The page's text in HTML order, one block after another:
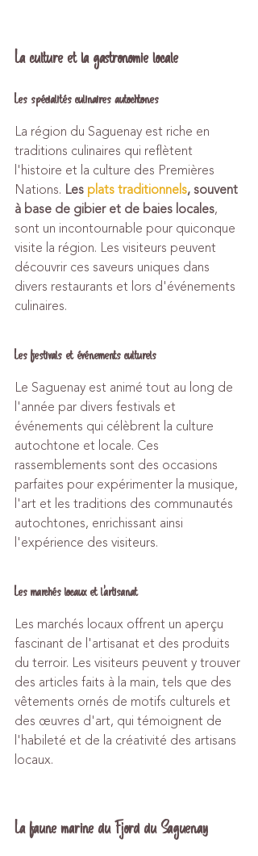
La culture et la gastronomie locale
Les spécialités culinaires autochtones
La région du Saguenay est riche en
traditions culinaires qui reflètent
l'histoire et la culture des Premières
Nations. Les plats traditionnels, souvent
à base de gibier et de baies locales,
sont un incontournable pour quiconque
visite la région. Les visiteurs peuvent
découvrir ces saveurs uniques dans
divers restaurants et lors d'événements
culinaires.
Les festivals et événements culturels
Le Saguenay est animé tout au long de
l'année par divers festivals et
événements qui célèbrent la culture
autochtone et locale. Ces
rassemblements sont des occasions
parfaites pour expérimenter la musique,
l'art et les traditions des communautés
autochtones, enrichissant ainsi
l'expérience des visiteurs.
Les marchés locaux et l'artisanat
Les marchés locaux offrent un aperçu
fascinant de l'artisanat et des produits
du terroir. Les visiteurs peuvent y trouver
des articles faits à la main, tels que des
vêtements ornés de motifs culturels et
des œuvres d'art, qui témoignent de
l'habileté et de la créativité des artisans
locaux.
La faune marine du Fjord du Saguenay